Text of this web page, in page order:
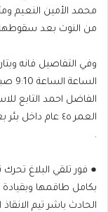
محمد الأمين النعيم
من النوت بعد
وفي التفاصيل فانه
الفاضل احمد التابع
.
● فور تلقي البلاغ
بكامل طاقمها وبقيادة
الحادث باشر تيم